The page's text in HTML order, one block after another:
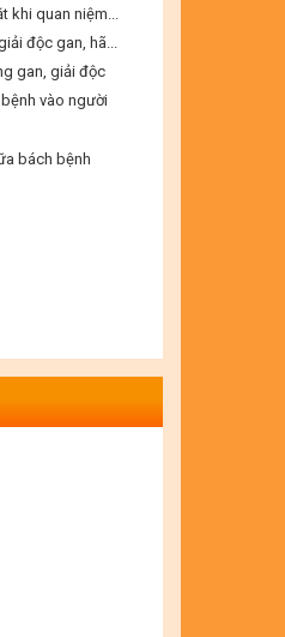
khi quan niệm...
độc gan, hã...
gan, giải độc
vào người
bách bệnh